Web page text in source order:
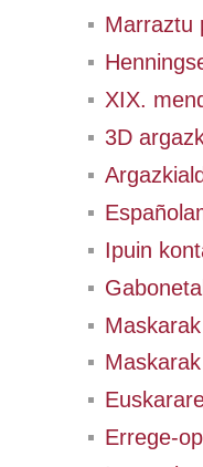
Marraztu
XIX.
3D
Ipuin
Errege-